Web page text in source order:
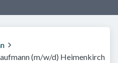
(m/w/d) Heimenkirch